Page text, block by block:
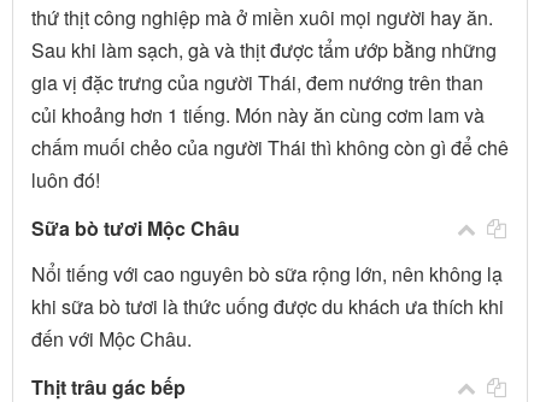
thứ thịt công nghiệp mà ở miền xuôi mọi người hay ăn.
Sau khi làm sạch, gà và thịt được tẩm ướp bằng những
gia vị đặc trưng của người Thái, đem nướng trên than
củi khoảng hơn 1 tiếng. Món này ăn cùng cơm lam và
chấm muối chẻo của người Thái thì không còn gì để chê
luôn đó!
Sữa bò tươi Mộc Châu
Nổi tiếng với cao nguyên bò sữa rộng lớn, nên không lạ
khi sữa bò tươi là thức uống được du khách ưa thích khi
đến với Mộc Châu.
Thịt trâu gác bếp